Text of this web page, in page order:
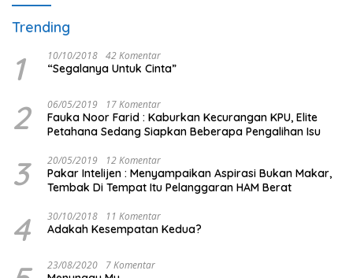
Trending
1 10/10/2018 42 Komentar
“Segalanya Untuk Cinta”
2 06/05/2019 17 Komentar
Fauka Noor Farid : Kaburkan Kecurangan KPU, Elite
Petahana Sedang Siapkan Beberapa Pengalihan Isu
3 20/05/2019 12 Komentar
Pakar Intelijen : Menyampaikan Aspirasi Bukan Makar,
Tembak Di Tempat Itu Pelanggaran HAM Berat
4 30/10/2018 11 Komentar
Adakah Kesempatan Kedua?
23/08/2020 7 Komentar